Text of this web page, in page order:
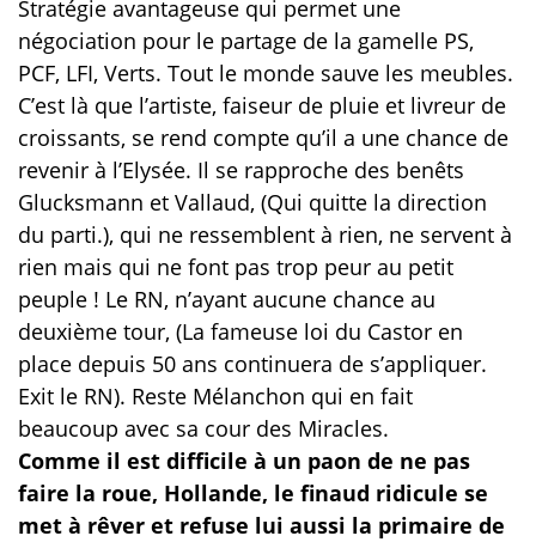
Stratégie avantageuse qui permet une
négociation pour le partage de la gamelle PS,
PCF, LFI, Verts. Tout le monde sauve les meubles.
C’est là que l’artiste, faiseur de pluie et livreur de
croissants, se rend compte qu’il a une chance de
revenir à l’Elysée. Il se rapproche des benêts
Glucksmann et Vallaud, (Qui quitte la direction
du parti.), qui ne ressemblent à rien, ne servent à
rien mais qui ne font pas trop peur au petit
peuple ! Le RN, n’ayant aucune chance au
deuxième tour, (La fameuse loi du Castor en
place depuis 50 ans continuera de s’appliquer.
Exit le RN). Reste Mélanchon qui en fait
beaucoup avec sa cour des Miracles.
Comme il est difficile à un paon de ne pas
faire la roue, Hollande, le finaud ridicule se
met à rêver et refuse lui aussi la primaire de